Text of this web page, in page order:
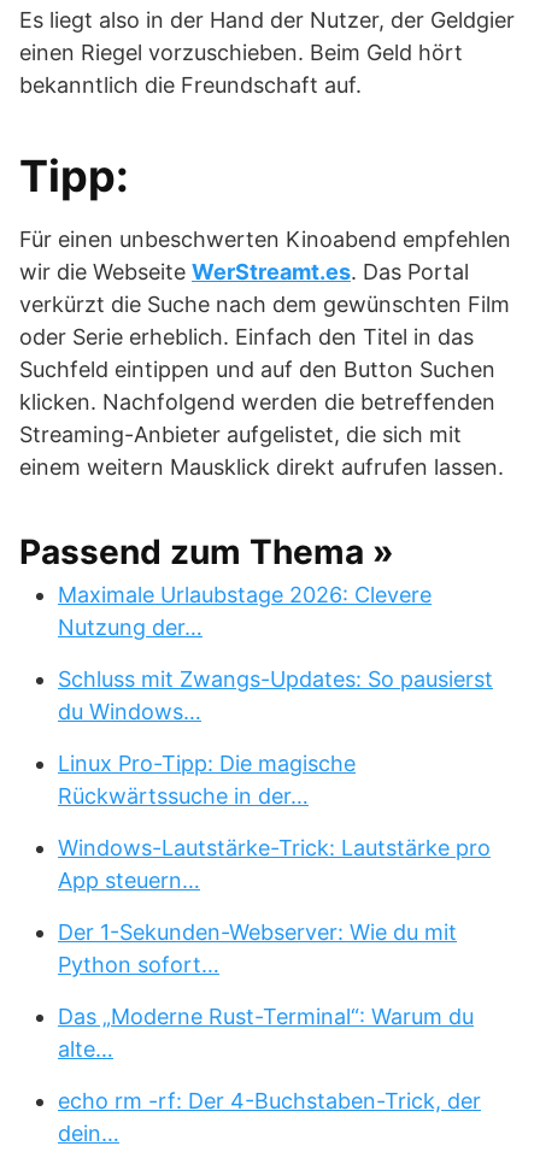
Es liegt also in der Hand der Nutzer, der Geldgier
einen Riegel vorzuschieben. Beim Geld hört
bekanntlich die Freundschaft auf.
Tipp:
Für einen unbeschwerten Kinoabend empfehlen
wir die Webseite WerStreamt.es. Das Portal
verkürzt die Suche nach dem gewünschten Film
oder Serie erheblich. Einfach den Titel in das
Suchfeld eintippen und auf den Button Suchen
klicken. Nachfolgend werden die betreffenden
Streaming-Anbieter aufgelistet, die sich mit
einem weitern Mausklick direkt aufrufen lassen.
Passend zum Thema »
Maximale Urlaubstage 2026: Clevere
Nutzung der…
Schluss mit Zwangs-Updates: So pausierst
du Windows…
Linux Pro-Tipp: Die magische
Rückwärtssuche in der…
Windows-Lautstärke-Trick: Lautstärke pro
App steuern…
Der 1-Sekunden-Webserver: Wie du mit
Python sofort…
Das „Moderne Rust-Terminal“: Warum du
alte…
echo rm -rf: Der 4-Buchstaben-Trick, der
dein…